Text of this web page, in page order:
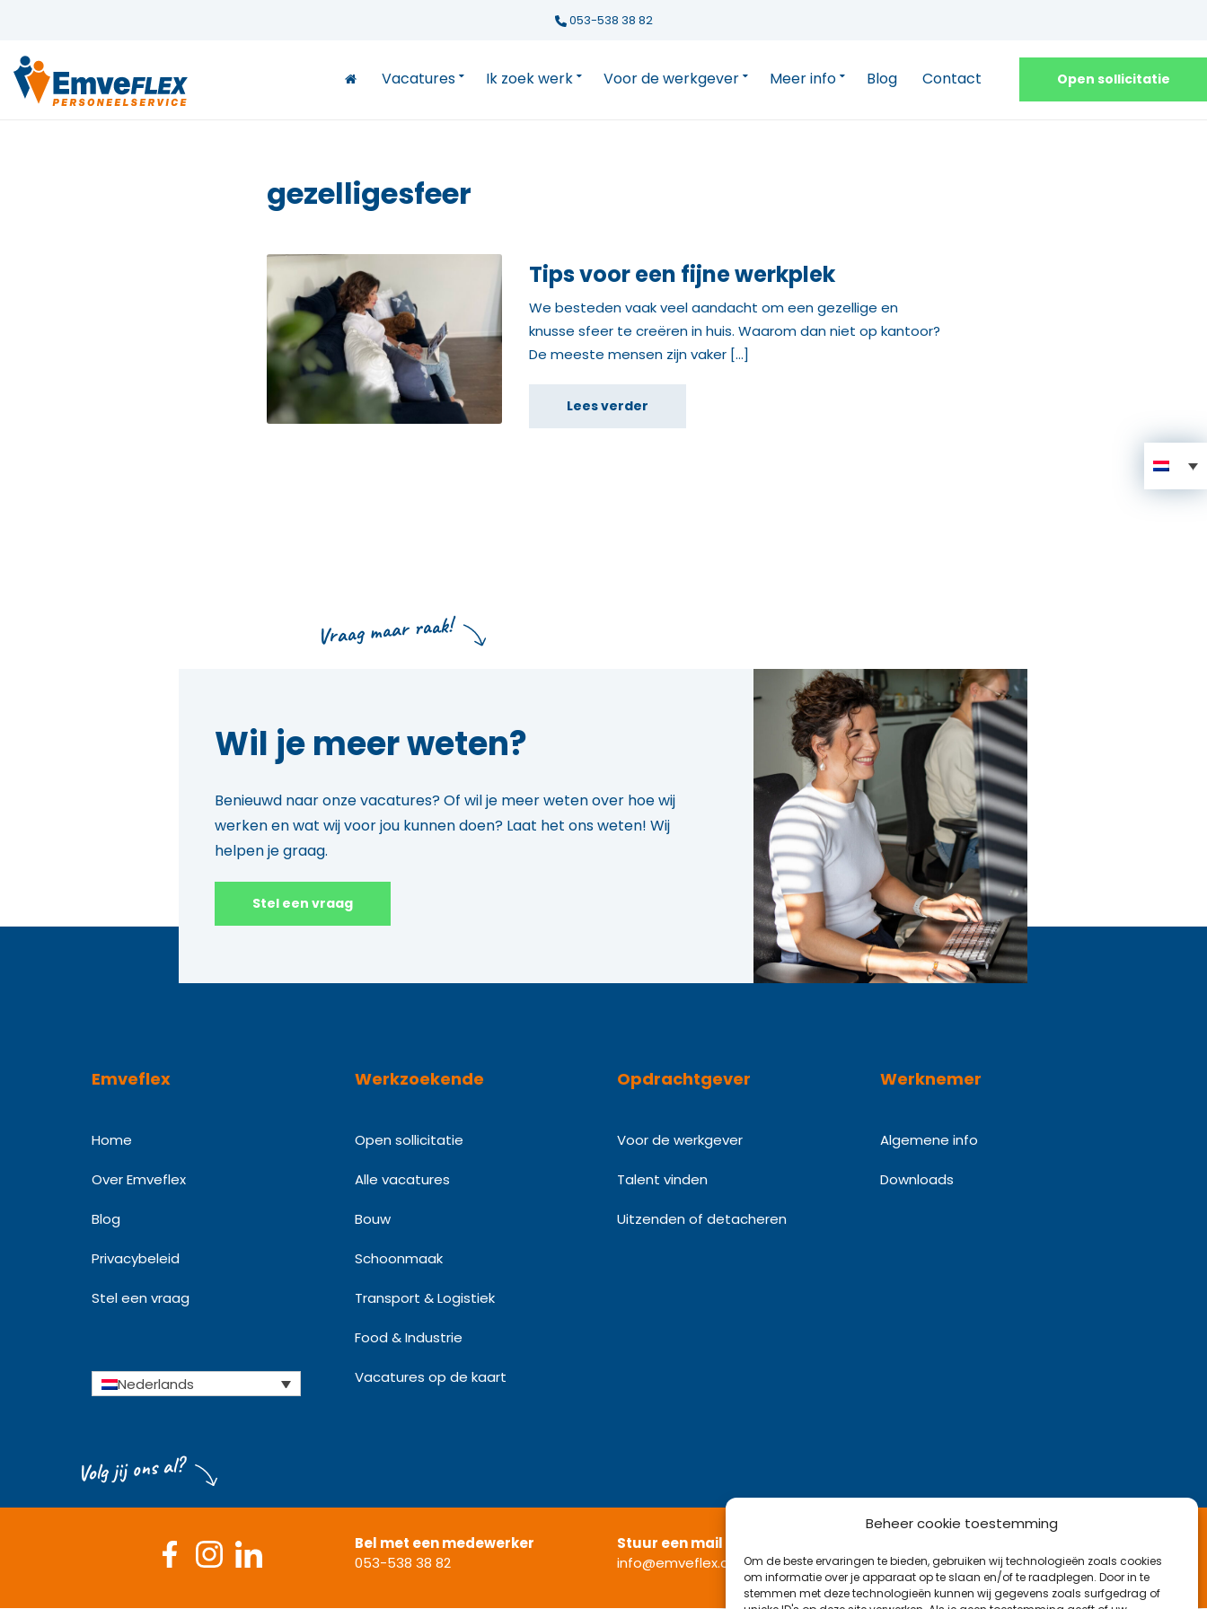
Beheer cookie toestemming
Om de beste ervaringen te bieden, gebruiken wij technologieën zoals cookies
om informatie over je apparaat op te slaan en/of te raadplegen. Door in te
stemmen met deze technologieën kunnen wij gegevens zoals surfgedrag of
053-538 38 82
Vacatures Ik zoek werk Voor de werkgever Meer info Blog Contact Open sollicitatie
gezelligesfeer
Tips voor een fijne werkplek
We besteden vaak veel aandacht om een gezellige en
knusse sfeer te creëren in huis. Waarom dan niet op kantoor?
De meeste mensen zijn vaker […]
Lees verder
Vraag maar raak!
Wil je meer weten?
Benieuwd naar onze vacatures? Of wil je meer weten over hoe wij
werken en wat wij voor jou kunnen doen? Laat het ons weten! Wij
helpen je graag.
Stel een vraag
Emveflex
Home
Over Emveflex
Blog
Privacybeleid
Stel een vraag
Nederlands
Werkzoekende
Open sollicitatie
Alle vacatures
Bouw
Schoonmaak
Transport & Logistiek
Food & Industrie
Vacatures op de kaart
Opdrachtgever
Voor de werkgever
Talent vinden
Uitzenden of detacheren
Werknemer
Algemene info
Downloads
Volg jij ons al?
Bel met een medewerker
053-538 38 82
Stuur een mail
info@emveflex.com
Najaarsweg 21 B, 7532 SK Enschede